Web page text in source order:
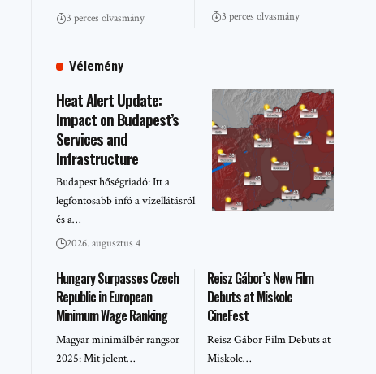
3 perces olvasmány 3 perces olvasmány
Vélemény
Heat Alert Update:
Impact on Budapest’s
Services and
Infrastructure
Budapest hőségriadó: Itt a
legfontosabb infó a vízellátásról
és a…
2026. augusztus 4
Hungary Surpasses Czech
Republic in European
Minimum Wage Ranking
Magyar minimálbér rangsor
2025: Mit jelent…
Reisz Gábor’s New Film
Debuts at Miskolc
CineFest
Reisz Gábor Film Debuts at
Miskolc…